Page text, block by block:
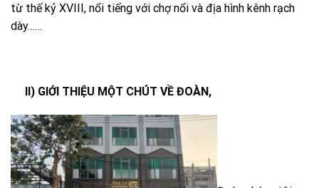
từ thế kỷ XVIII, nổi tiếng với chợ nổi và địa hình kênh rạch
dày……
II) GIỚI THIỆU MỘT CHÚT VỀ ĐOÀN,